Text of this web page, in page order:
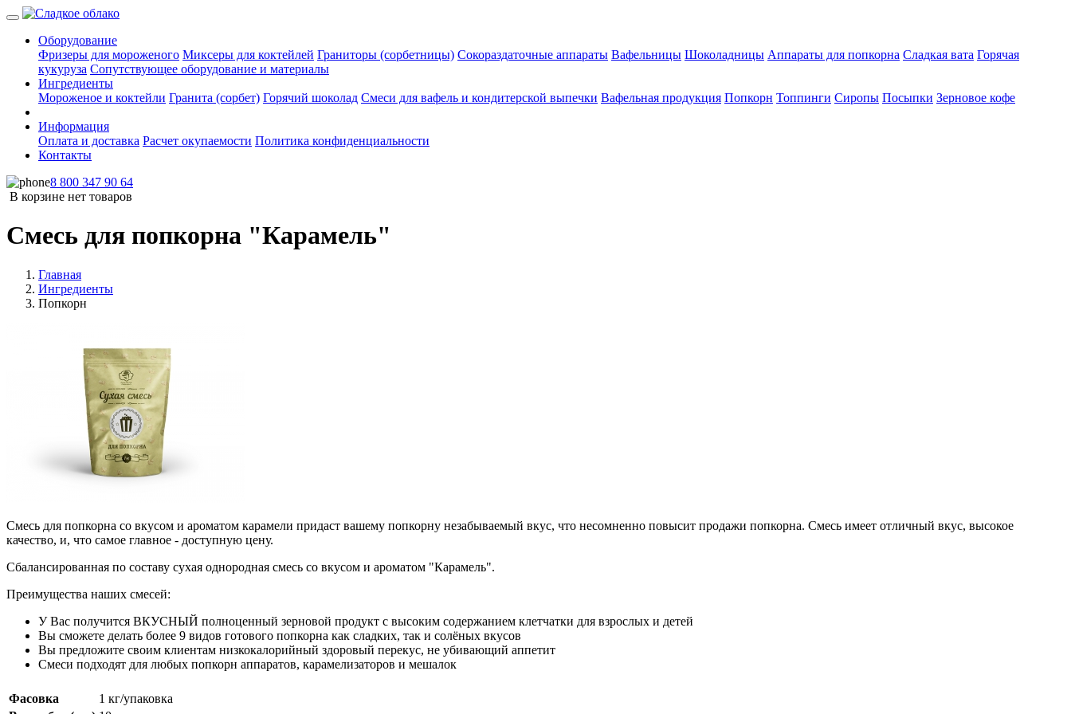
Оборудование
Фризеры для мороженого Миксеры для коктейлей Граниторы (сорбетницы) Сокораздаточные аппараты Вафельницы Шоколадницы Аппараты для попкорна Сладкая вата Горячая
кукуруза Сопутствующее оборудование и материалы
Ингредиенты
Мороженое и коктейли Гранита (сорбет) Горячий шоколад Смеси для вафель и кондитерской выпечки Вафельная продукция Попкорн Топпинги Сиропы Посыпки Зерновое кофе
Информация
Оплата и доставка Расчет окупаемости Политика конфиденциальности
Контакты
8 800 347 90 64
В корзине нет товаров
Смесь для попкорна "Карамель"
Главная
Ингредиенты
Попкорн
Смесь для попкорна со вкусом и ароматом карамели придаст вашему попкорну незабываемый вкус, что несомненно повысит продажи попкорна. Смесь имеет отличный вкус, высокое
качество, и, что самое главное - доступную цену.
Сбалансированная по составу сухая однородная смесь со вкусом и ароматом "Карамель".
Преимущества наших смесей:
У Вас получится ВКУСНЫЙ полноценный зерновой продукт с высоким содержанием клетчатки для взрослых и детей
Вы сможете делать более 9 видов готового попкорна как сладких, так и солёных вкусов
Вы предложите своим клиентам низкокалорийный здоровый перекус, не убивающий аппетит
Смеси подходят для любых попкорн аппаратов, карамелизаторов и мешалок
Фасовка
1 кг/упаковка